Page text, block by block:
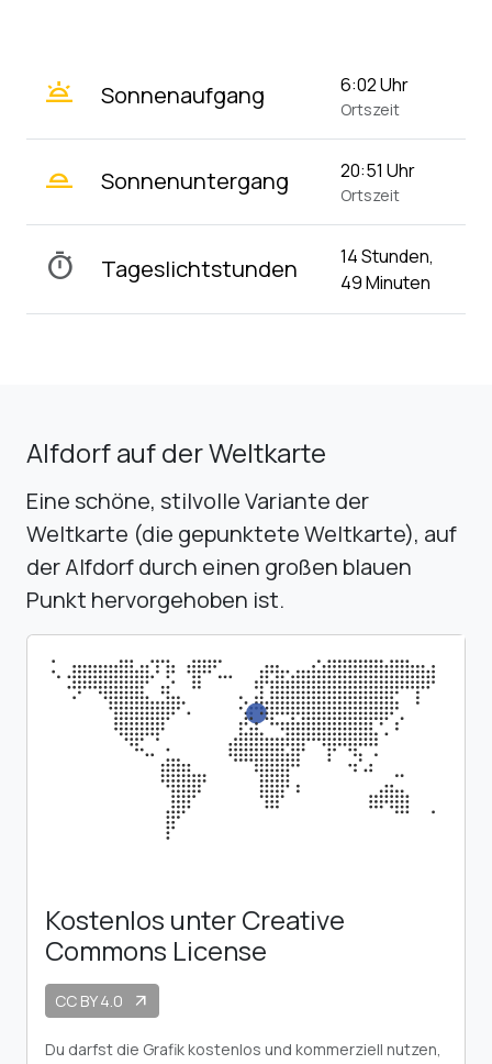
wb_twilight Sonnenaufgang 6:02 Uhr
Ortszeit
wb_twilight_2 Sonnenuntergang 20:51 Uhr
Ortszeit
timer Tageslichtstunden
14 Stunden,
49 Minuten
Alfdorf auf der Weltkarte
Eine schöne, stilvolle Variante der
Weltkarte (die gepunktete Weltkarte), auf
der Alfdorf durch einen großen blauen
Punkt hervorgehoben ist.
Kostenlos unter Creative
Commons License
CC BY 4.0 arrow_outward
Du darfst die Grafik kostenlos und kommerziell nutzen,